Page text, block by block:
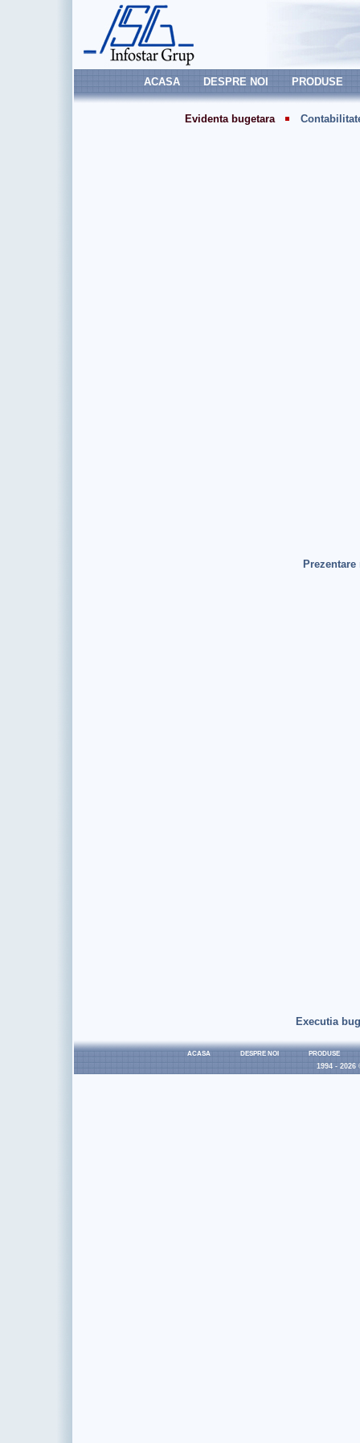
ACASA DESPRE NOI PRODUSE
Evidenta bugetara
Executia
ACASA DESPRE NOI PRODUSE
1994 -